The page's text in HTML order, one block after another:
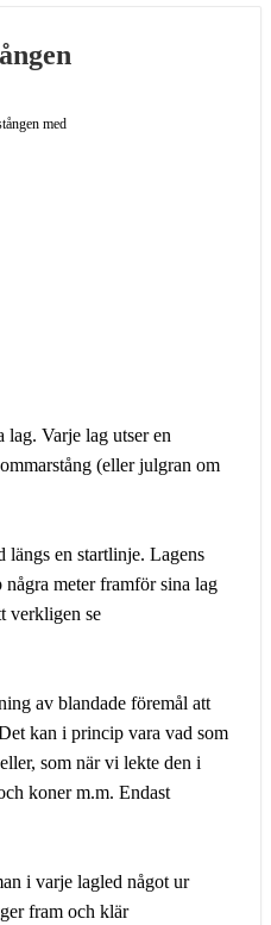
med
lag. Varje lag utser en
(eller julgran om
längs en startlinje. Lagens
meter framför sina lag
verkligen se
av blandade föremål att
kan i princip vara vad som
som när vi lekte den i
koner m.m. Endast
i varje lagled något ur
fram och klär